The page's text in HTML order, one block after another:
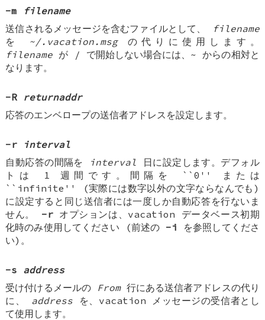
-m
filename
送信されるメッセージを含むファイルとして、
filename
を ~/.vacation.msgの代りに使用します。
filename が / で開始しない場合には、~ からの相対と
なります。
-R returnaddr
応答のエンベロープの送信者アドレスを設定します。
-r
interval
自動応答の間隔を
interval
日に設定します。デフォル
トは 1 週間です。間隔を ``0'' または
``infinite'' (実際には数字以外の文字ならなんでも)
に設定すると同じ送信者には一度しか自動応答を行ないま
せん。 -rオプションは、vacation データベース初期
化時のみ使用してください (前述の -i
を参照してくださ
い)。
-s address
受け付けるメールの From行にある送信者アドレスの代り
に、 addressを、vacation メッセージの受信者とし
て使用します。